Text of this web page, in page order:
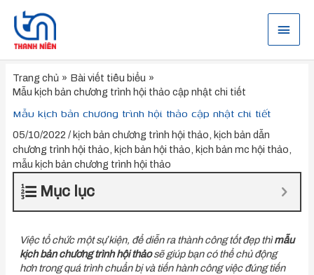
dung
Menu
Trang chủ
Bài viết tiêu biểu
Mẫu kịch bản chương trình hội thảo cập nhật chi tiết
Mẫu kịch bản chương trình hội thảo cập nhật chi tiết
05/10/2022 / kịch bản chương trình hội thảo
kịch bản dẫn
chương trình hội thảo
kịch bản hội thảo kịch bản mc hội thảo
mẫu kịch bản chương trình hội thảo
Mục lục
Việc tổ chức một sự kiện, để diễn ra thành công tốt đẹp thìmẫu
kịch bản chương trình hội thảosẽ giúp bạn có thể chủ động
hơn trong quá trình chuẩn bị và tiến hành công việc đúng tiến